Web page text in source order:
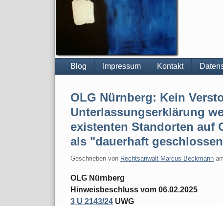
Blog Impressum Kontakt
OLG Nürnberg: Kein
Unterlassungserklärung
existenten Standorten auf
als "dauerhaft
Geschrieben von Rechtsanwalt Marcus Beckmann
OLG Nürnberg
Hinweisbeschluss vom 06.02.2025
3 U 2143/24 UWG